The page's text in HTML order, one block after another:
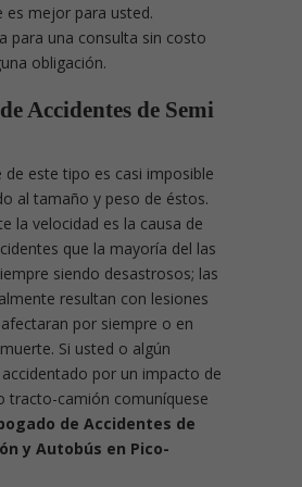
es mejor para usted.
para una consulta sin costo
obligación.
Accidentes de Semi
de este tipo es casi imposible
al tamaño y peso de éstos.
la velocidad es la causa de
que la mayoría del las
siendo desastrosos; las
resultan con lesiones
por siempre o en
Si usted o algún
por un impacto de
tracto-camión comuníquese
de Accidentes de
y Autobús en Pico-